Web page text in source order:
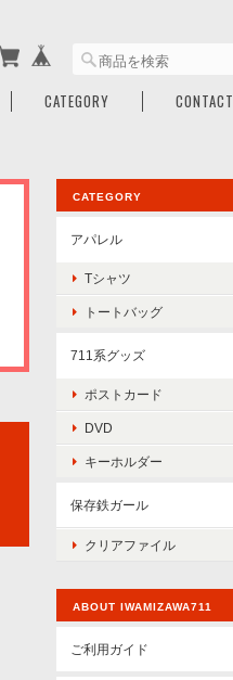
CATEGORY CONTACT
CATEGORY
アパレル
Tシャツ
トートバッグ
711系グッズ
ポストカード
DVD
キーホルダー
保存鉄ガール
クリアファイル
ABOUT IWAMIZAWA711
ご利用ガイド